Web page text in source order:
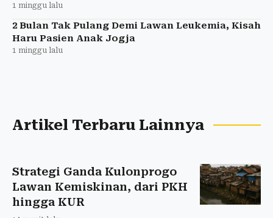
1 minggu lalu
2 Bulan Tak Pulang Demi Lawan Leukemia, Kisah
Haru Pasien Anak Jogja
1 minggu lalu
Artikel Terbaru Lainnya
Strategi Ganda Kulonprogo
Lawan Kemiskinan, dari PKH
hingga KUR